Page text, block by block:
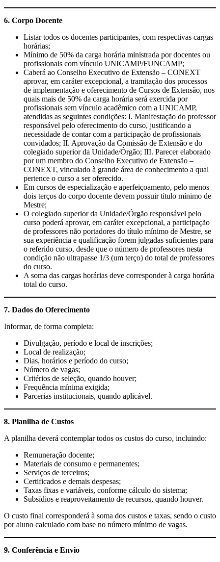
6. Corpo Docente
Listar todos os docentes participantes, com respectivas cargas
horárias;
Mínimo de 50% da carga horária ministrada por docentes ou
profissionais com vínculo UNICAMP/FUNCAMP;
Caberá ao Conselho Executivo de Extensão – CONEXT
aprovar, em caráter excepcional, a tramitação dos processos
de implementação e oferecimento de Cursos de Extensão, nos
quais mais de 50% da carga horária será exercida por
profissionais sem vínculo acadêmico com a UNICAMP,
atendidas as seguintes condições: I. Manifestação do professor
responsável pelo oferecimento do curso, justificando a
necessidade de contar com a participação de profissionais
convidados; II. Aprovação da Comissão de Extensão e do
colegiado superior da Unidade/Órgão; III. Parecer elaborado
por um membro do Conselho Executivo de Extensão –
CONEXT, vinculado à grande área de conhecimento a qual
pertence o curso a ser oferecido.
Em cursos de especialização e aperfeiçoamento, pelo menos
dois terços do corpo docente devem possuir título mínimo de
Mestre;
O colegiado superior da Unidade/Órgão responsável pelo
curso poderá aprovar, em caráter excepcional, a participação
de professores não portadores do título mínimo de Mestre, se
sua experiência e qualificação forem julgadas suficientes para
o referido curso, desde que o número de professores nesta
condição não ultrapasse 1/3 (um terço) do total de professores
do curso.
A soma das cargas horárias deve corresponder à carga horária
total do curso.
7. Dados do Oferecimento
Informar, de forma completa:
Divulgação, período e local de inscrições;
Local de realização;
Dias, horários e período do curso;
Número de vagas;
Critérios de seleção, quando houver;
Frequência mínima exigida;
Parcerias institucionais, quando aplicável.
8. Planilha de Custos
A planilha deverá contemplar todos os custos do curso, incluindo:
Remuneração docente;
Materiais de consumo e permanentes;
Serviços de terceiros;
Certificados e demais despesas;
Taxas fixas e variáveis, conforme cálculo do sistema;
Subsídios e reaproveitamento de recursos, quando houver.
O custo final corresponderá à soma dos custos e taxas, sendo o custo
por aluno calculado com base no número mínimo de vagas.
9. Conferência e Envio